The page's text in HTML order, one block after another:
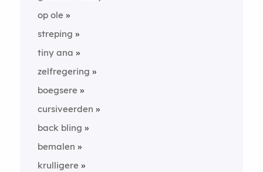
op ole
streping
tiny ana
zelfregering
boegsere
cursiveerden
back bling
bemalen
krulligere